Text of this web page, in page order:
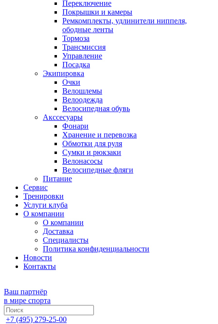
Переключение
Покрышки и камеры
Ремкомплекты, удлинители ниппеля,
ободные ленты
Тормоза
Трансмиссия
Управление
Посадка
Экипировка
Очки
Велошлемы
Велоодежда
Велосипедная обувь
Акссесуары
Фонари
Хранение и перевозка
Обмотки для руля
Сумки и рюкзаки
Велонасосы
Велосипедные фляги
Питание
Сервис
Тренировки
Услуги клуба
О компании
О компании
Доставка
Специалисты
Политика конфиденциальности
Новости
Контакты
Ваш партнёр
в мире спорта
+7 (495) 279-25-00